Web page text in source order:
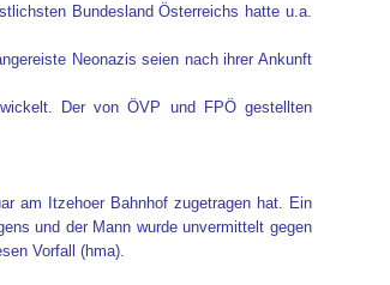
Bundesland Österreichs hatte u.a.
Neonazis seien nach ihrer Ankunft
Der von ÖVP und FPÖ gestellten
am Itzehoer Bahnhof zugetragen hat. Ein
und der Mann wurde unvermittelt gegen
Vorfall (hma).